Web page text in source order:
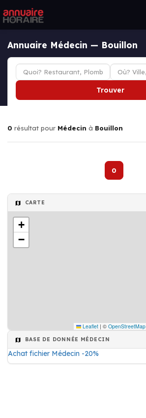
Annuaire Médecin — Bouillon
Trouver
0 résultat pour Médecin à Bouillon
0
CARTE
+
−
Leaflet | © OpenStreetMap
BASE DE DONNÉE MÉDECIN
Achat fichier Médecin -20%